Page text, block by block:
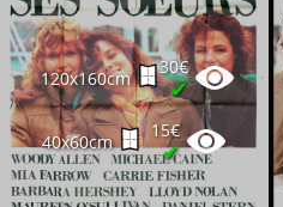
120x160cm
30€
✔
40x60cm
15€
✔